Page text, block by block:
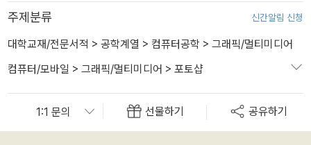
주제분류 신간알림 신청
대학교재/전문서적 > 공학계열 > 컴퓨터공학 > 그래픽/멀티미디어
컴퓨터/모바일 > 그래픽/멀티미디어 > 포토샵
선물하기 공유하기